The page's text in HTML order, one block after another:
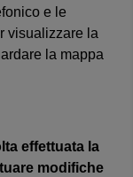
e le
visualizzare la
la mappa
effettuata la
modifiche